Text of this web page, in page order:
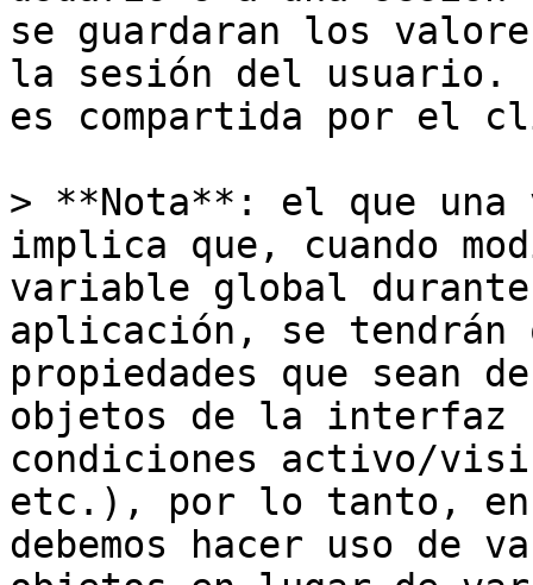
se guardaran los
la sesión del usuario.
es compartida por el
> **Nota**: el que
implica que, cuando
variable global
aplicación, se
propiedades que sean
objetos de la interfaz
condiciones activo/
etc.), por lo tanto, en
debemos hacer uso de